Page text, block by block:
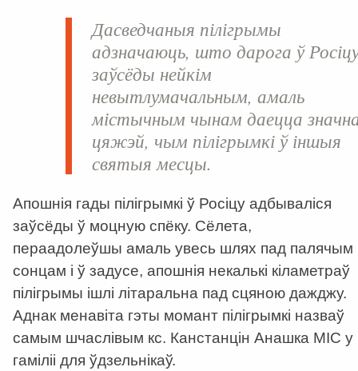
Дасведчаныя пілігрымы
адзначаюць, што дарога ў
заўсёды нейкім
невытлумачальным, амаль
містычным чынам даецца
цяжэй, чым пілігрымкі ў іншыя
святыя месцы.
Апошнія гады пілігрымкі ў Росіцу адбываліся
заўсёды ў моцную спёку. Сёлета,
пераадолеўшы амаль увесь шлях пад палячым
сонцам і ў задусе, апошнія некалькі кіламетраў
пілігрымы ішлі літаральна пад сцяною дажджу.
Аднак менавіта гэты момант пілігрымкі назваў
самым шчаслівым кс. Канстанцін Анашка МІС у
гаміліі для ўдзельнікаў.